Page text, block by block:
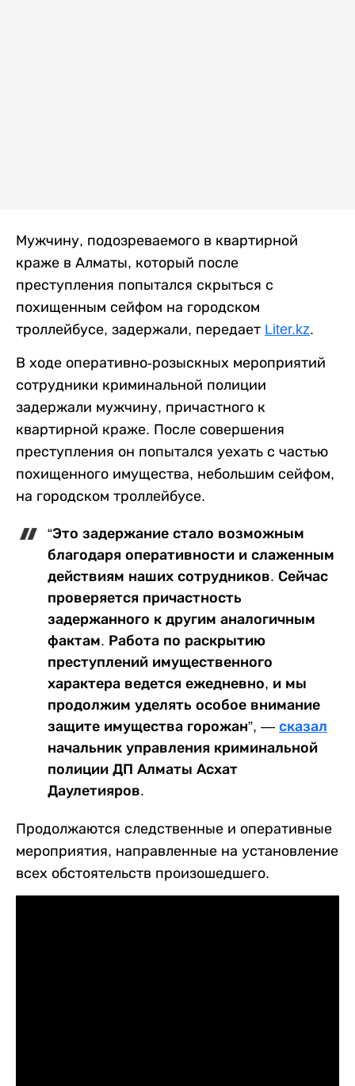
Мужчину, подозреваемого в квартирной
краже в Алматы, который после
преступления попытался скрыться с
похищенным сейфом на городском
троллейбусе, задержали, передает Liter.kz.
В ходе оперативно-розыскных мероприятий
сотрудники криминальной полиции
задержали мужчину, причастного к
квартирной краже. После совершения
преступления он попытался уехать с частью
похищенного имущества, небольшим сейфом,
на городском троллейбусе.
“Это задержание стало возможным
благодаря оперативности и слаженным
действиям наших сотрудников. Сейчас
проверяется причастность
задержанного к другим аналогичным
фактам. Работа по раскрытию
преступлений имущественного
характера ведется ежедневно, и мы
продолжим уделять особое внимание
защите имущества горожан”, — сказал
начальник управления криминальной
полиции ДП Алматы Асхат
Даулетияров.
Продолжаются следственные и оперативные
мероприятия, направленные на установление
всех обстоятельств произошедшего.